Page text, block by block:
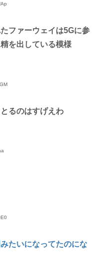
ファーウェイは5Gに参
を出している模様
るのはすげえわ
たいになってたのにな